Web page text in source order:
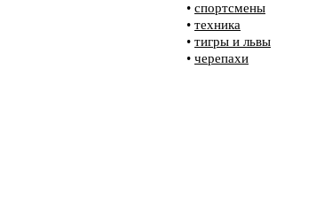
• спортсмены
• техника
• тигры и львы
• черепахи